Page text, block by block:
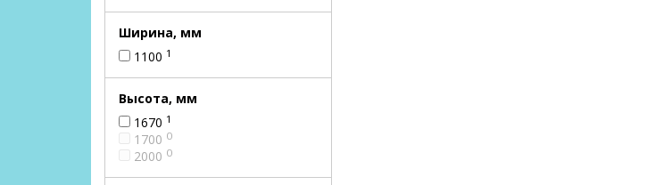
Ширина, мм
1100 1
Высота, мм
1670 1
1700 0
2000 0